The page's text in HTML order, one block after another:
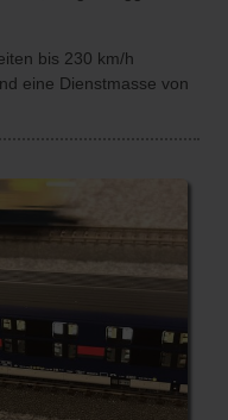
bis 230 km/h
eine Dienstmasse von